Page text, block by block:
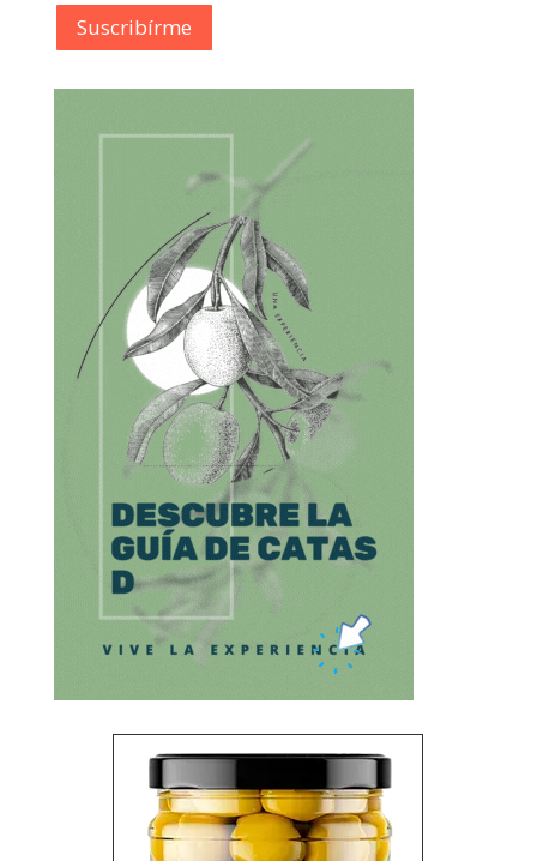
Suscribírme